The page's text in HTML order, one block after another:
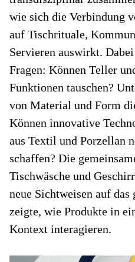
wie sich die Verbindung
auf Tischrituale,
Servieren auswirkt.
Fragen: Können Teller
Funktionen tauschen?
von Material und Form
Können innovative
aus Textil und Porzellan
schaffen? Die
Tischwäsche und
neue Sichtweisen auf
zeigte, wie Produkte in
Kontext interagieren.